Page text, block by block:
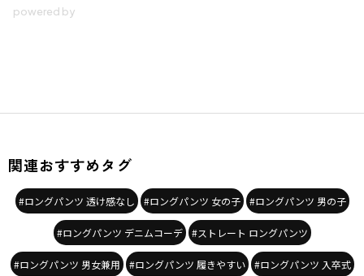
関連おすすめタグ
#ロングパンツ 透け感なし #ロングパンツ 女の子 #ロングパンツ 男の子
#ロングパンツ デニムコーデ #ストレート ロングパンツ
#ロングパンツ 男女兼用 #ロングパンツ 履きやすい #ロングパンツ 入卒式